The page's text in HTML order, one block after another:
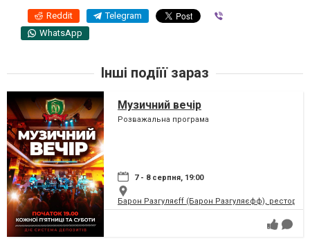
Reddit Telegram
WhatsApp
Інші подіїї зараз
Музичний вечір
Розважальна програма
7 - 8 серпня, 19:00
Барон Разгуляєff (Барон Разгуляєфф),